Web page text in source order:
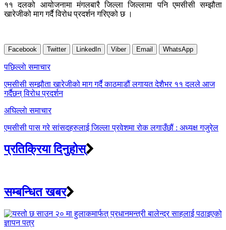
११ दलको आयोजनामा मंगलबारै जिल्ला जिल्लामा पनि एमसीसी सम्झौता
खारेजीको माग गर्दै विरोध प्रदर्शन गरिएको छ ।
Facebook Twitter LinkedIn Viber Email WhatsApp
Post
navigation
पछिल्लाे समाचार
एमसीसी सम्झौता खारेजीको माग गर्दै काठमाडौं लगायत देशैभर ११ दलले आज
गर्दैछन् विरोध प्रदर्शन
अघिल्लाे समाचार
एमसीसी पास गरे सांसदहरुलाई जिल्ला प्रवेशमा रोक लगाउँछौं : अध्यक्ष गजुरेल
प्रतिक्रिया दिनुहोस्
सम्बन्धित खबर